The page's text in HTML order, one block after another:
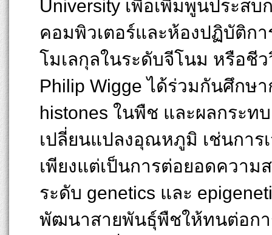
University เพื่อเพิ่มพูนประส
คอมพิวเตอร์และห้องปฏิบัติก
โมเลกุลในระดับจีโนม หรือชี
Philip Wigge ได้ร่วมกันศึกษ
histones ในพืช และผลกระท
เปลี่ยนแปลงอุณหภูมิ เช่นการ
เพียงแต่เป็นการต่อยอดควา
ระดับ genetics และ
พัฒนาสายพันธุ์พืชให้ทนต่อก